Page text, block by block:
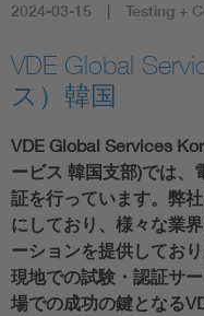
2024-03-15 Testing +
VDE Global
ス）韓国
VDE Global Services
ービス 韓国支部)では、
証を行っています。弊
にしており、様々な業
ーションを提供してお
現地での試験・認証サ
場での成功の鍵となる